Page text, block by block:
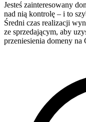
Jesteś zainteresowany
nad nią kontrolę – i to
Średni czas realizacji
ze sprzedającym, aby
przeniesienia domeny na